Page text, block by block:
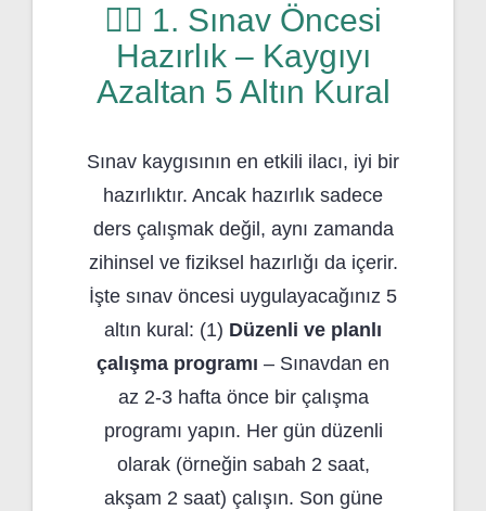
🧘‍♀️ 1. Sınav Öncesi
Hazırlık – Kaygıyı
Azaltan 5 Altın Kural
Sınav kaygısının en etkili ilacı, iyi bir
hazırlıktır. Ancak hazırlık sadece
ders çalışmak değil, aynı zamanda
zihinsel ve fiziksel hazırlığı da içerir.
İşte sınav öncesi uygulayacağınız 5
altın kural: (1) Düzenli ve planlı
çalışma programı – Sınavdan en
az 2-3 hafta önce bir çalışma
programı yapın. Her gün düzenli
olarak (örneğin sabah 2 saat,
akşam 2 saat) çalışın. Son güne